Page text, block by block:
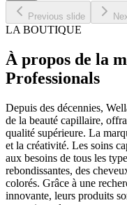
Previous slide
LA BOUTIQUE
À propos de la
Professionals
Depuis des décennies,
de la beauté capillaire,
qualité supérieure. La
et la créativité. Les soins
aux besoins de tous les
rebondissantes, des
colorés. Grâce à une
innovante, leurs produits